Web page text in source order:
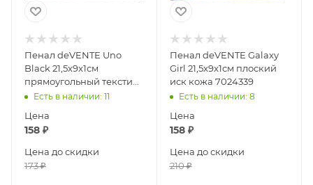
Пенал deVENTE Uno
Black 21,5x9x1см
прямоугольный текстиль
7024508
Есть в наличии: 11
Цена
158 ₽
Цена до скидки
173₽
Пенал deVENTE Galaxy
Girl 21,5x9x1см плоский
иск кожа 7024339
Есть в наличии: 8
Цена
158₽
Цена до скидки
210₽